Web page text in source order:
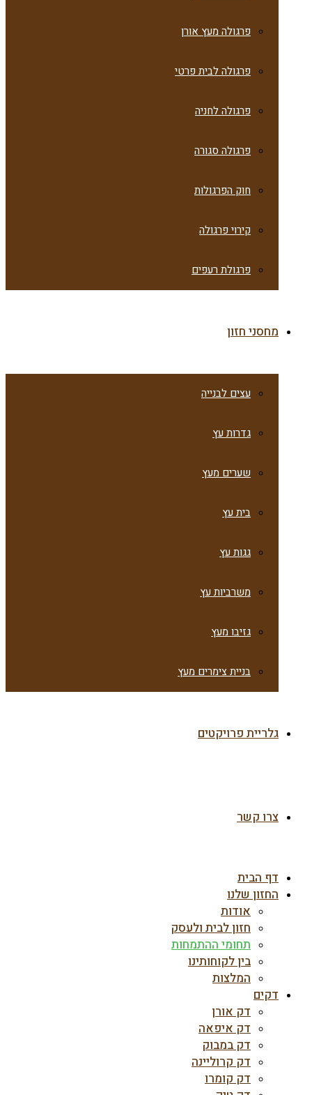
פרגולה מעץ אורן
פרגולה לבית פרטי
פרגולה לחניה
פרגולה סגורה
חוק הפרגולות
קירוי פרגולה
פרגולת רעפים
מחסני חזון
עצים לבנייה
גדרות עץ
שערים מעץ
בית עץ
גגות עץ
משרביות עץ
גזיבו מעץ
בניית צימרים מעץ
גלריית פרויקטים
צרו קשר
דף הבית
החזון שלנו
אודות
חזון לבית ולעסק
תחומי ההתמחות
בין לקוחותינו
המלצות
דקים
דק אורן
דק איפאה
דק במבוק
דק קרוליינה
דק קומרו